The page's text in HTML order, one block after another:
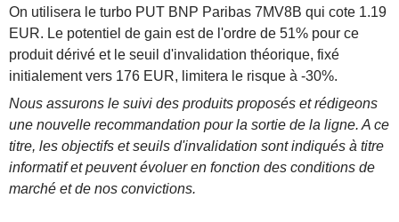
On utilisera le turbo PUT BNP Paribas 7MV8B qui cote 1.19
EUR. Le potentiel de gain est de l'ordre de 51% pour ce
produit dérivé et le seuil d'invalidation théorique, fixé
initialement vers 176 EUR, limitera le risque à -30%.
Nous assurons le suivi des produits proposés et rédigeons
une nouvelle recommandation pour la sortie de la ligne. A ce
titre, les objectifs et seuils d'invalidation sont indiqués à titre
informatif et peuvent évoluer en fonction des conditions de
marché et de nos convictions.